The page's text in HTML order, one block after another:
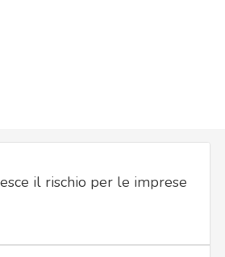
il rischio per le imprese